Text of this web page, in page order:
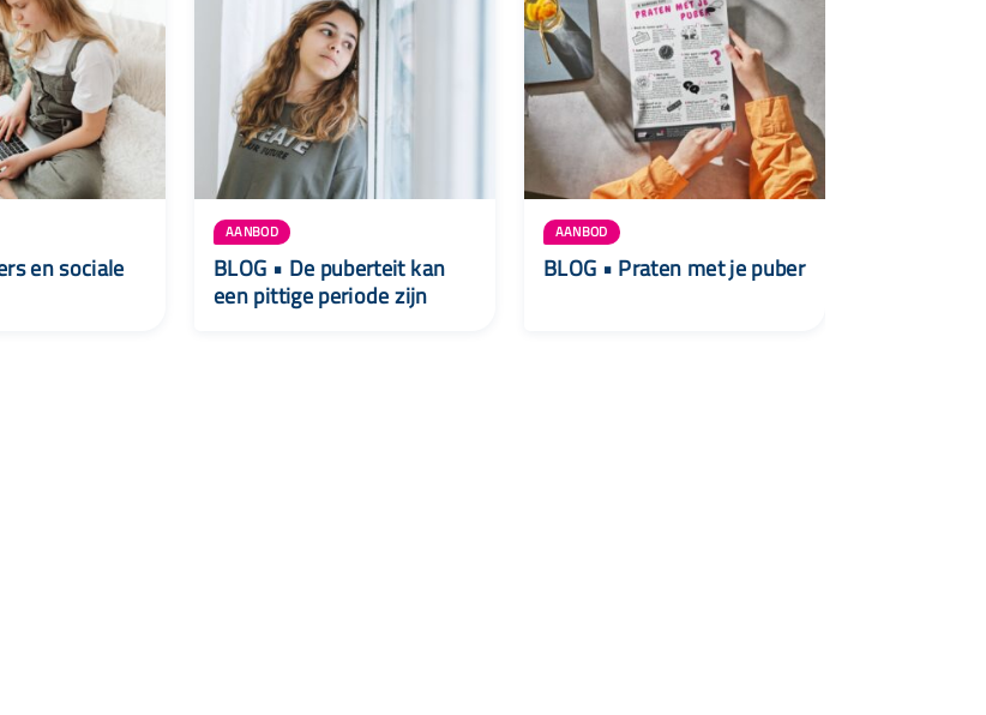
en sociale
AANBOD
BLOG • De puberteit kan
een pittige periode zijn
AANBOD
BLOG • Praten met je puber